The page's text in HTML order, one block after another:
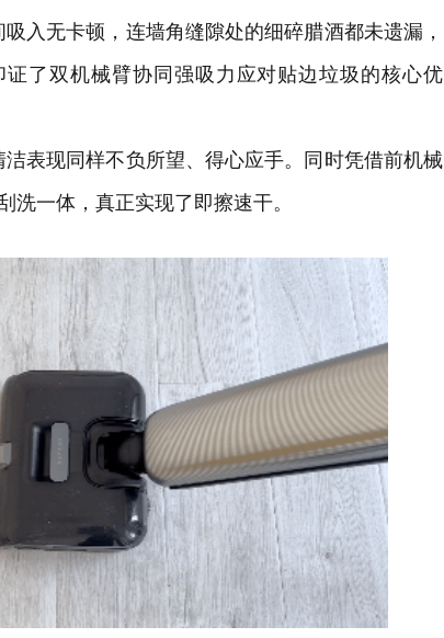
入无卡顿，连墙角缝隙处的细碎腊酒都未遗漏，
了双机械臂协同强吸力应对贴边垃圾的核心优
表现同样不负所望、得心应手。同时凭借前机械
洗一体，真正实现了即擦速干。